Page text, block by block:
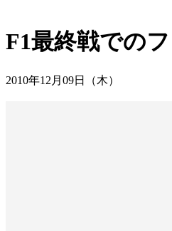
F1最終戦での
2010年12月09日（木）